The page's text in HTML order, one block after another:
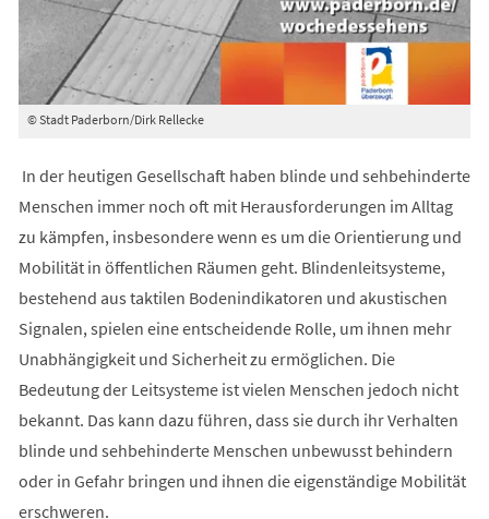
© Stadt Paderborn/Dirk Rellecke
In der heutigen Gesellschaft haben blinde und sehbehinderte
Menschen immer noch oft mit Herausforderungen im Alltag
zu kämpfen, insbesondere wenn es um die Orientierung und
Mobilität in öffentlichen Räumen geht. Blindenleitsysteme,
bestehend aus taktilen Bodenindikatoren und akustischen
Signalen, spielen eine entscheidende Rolle, um ihnen mehr
Unabhängigkeit und Sicherheit zu ermöglichen. Die
Bedeutung der Leitsysteme ist vielen Menschen jedoch nicht
bekannt. Das kann dazu führen, dass sie durch ihr Verhalten
blinde und sehbehinderte Menschen unbewusst behindern
oder in Gefahr bringen und ihnen die eigenständige Mobilität
erschweren.